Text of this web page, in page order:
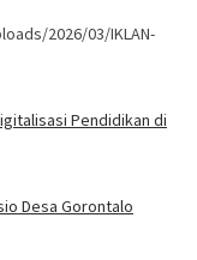
2026/03/IKLAN-
Pendidikan di
Desa Gorontalo